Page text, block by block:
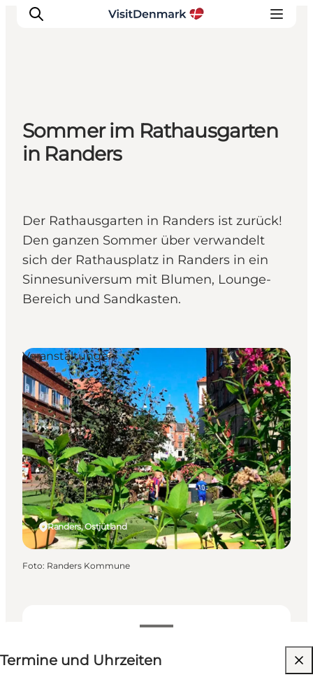
Inspiration
Regionen
Erlebnisse
Sommer im Rathausgarten
in Randers
Der Rathausgarten in Randers ist zurück!
Den ganzen Sommer über verwandelt
sich der Rathausplatz in Randers in ein
Sinnesuniversum mit Blumen, Lounge-
Bereich und Sandkasten.
Termine und Uhrzeiten
Termine und Uhrzeiten
Kostenlos
Randers, Ostjütland
Veranstaltungen
Foto: Randers Kommune